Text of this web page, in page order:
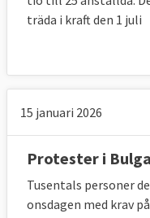
träda i kraft den 1 juli
15 januari 2026
Protester i
Tusentals personer
onsdagen med krav